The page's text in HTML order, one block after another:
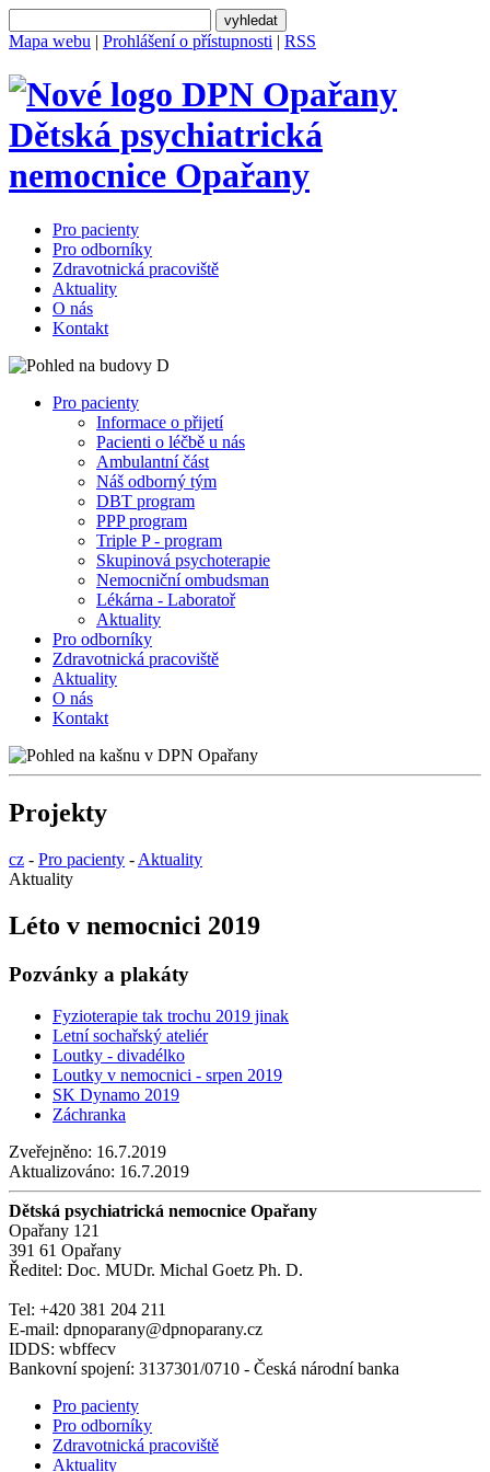
Mapa webu | Prohlášení o přístupnosti | RSS
Dětská psychiatrická
nemocnice Opařany
Pro pacienty
Pro odborníky
Zdravotnická pracoviště
Aktuality
O nás
Kontakt
Pro pacienty
Informace o přijetí
Pacienti o léčbě u nás
Ambulantní část
Náš odborný tým
DBT program
PPP program
Triple P - program
Skupinová psychoterapie
Nemocniční ombudsman
Lékárna - Laboratoř
Aktuality
Pro odborníky
Zdravotnická pracoviště
Aktuality
O nás
Kontakt
Projekty
cz - Pro pacienty - Aktuality
Aktuality
Léto v nemocnici 2019
Pozvánky a plakáty
Fyzioterapie tak trochu 2019 jinak
Letní sochařský ateliér
Loutky - divadélko
Loutky v nemocnici - srpen 2019
SK Dynamo 2019
Záchranka
Zveřejněno: 16.7.2019
Aktualizováno: 16.7.2019
Dětská psychiatrická nemocnice Opařany
Opařany 121
391 61 Opařany
Ředitel: Doc. MUDr. Michal Goetz Ph. D.
Tel: +420 381 204 211
E-mail: dpnoparany@dpnoparany.cz
IDDS: wbffecv
Bankovní spojení: 3137301/0710 - Česká národní banka
Pro pacienty
Pro odborníky
Zdravotnická pracoviště
Aktuality